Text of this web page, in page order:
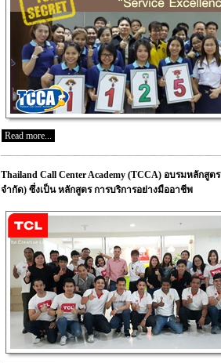
Read more...
Thailand Call Center Academy (TCCA) อบรมหลักสู
จำกัด) ซึ่งเป็น หลักสูตร การบริการอย่างมืออาชีพ